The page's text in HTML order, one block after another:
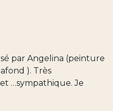
par Angelina (peinture
). Très
…sympathique. Je